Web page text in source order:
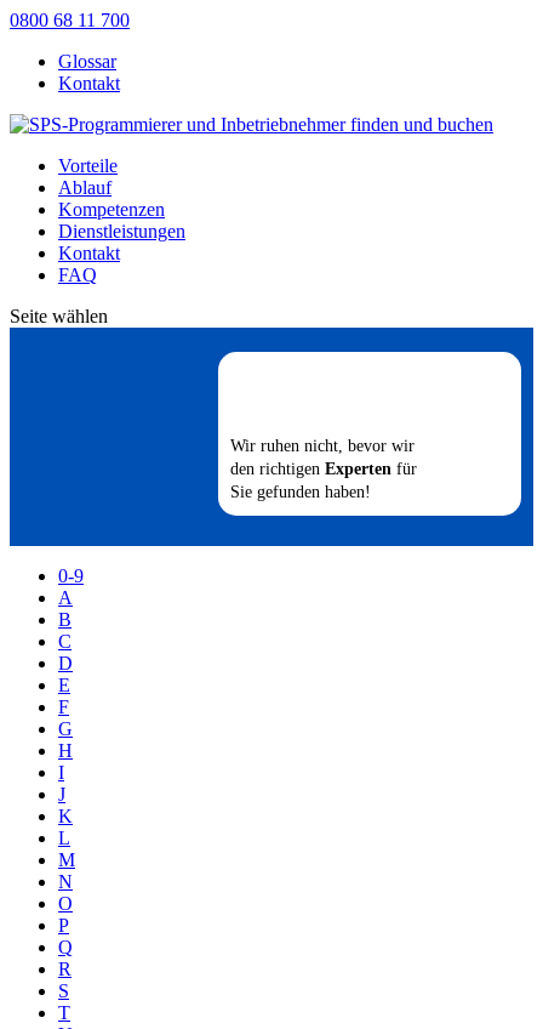
0800 68 11 700
Glossar
Kontakt
Vorteile
Ablauf
Kompetenzen
Dienstleistungen
Kontakt
FAQ
Seite wählen
Wir ruhen nicht, bevor wir
den richtigen Experten für
Sie gefunden haben!
0-9
A
B
C
D
E
F
G
H
I
J
K
L
M
N
O
P
Q
R
S
T